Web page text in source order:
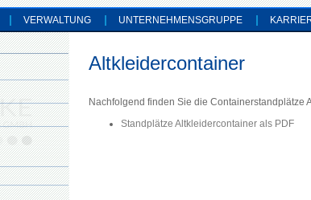
VERWALTUNG UNTERNEHMENSGRUPPE
Altkleidercontainer
Nachfolgend finden Sie die
Standplätze Altkleidercontainer als PDF